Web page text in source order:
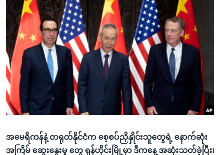
ကျော်
ကြည့်
ရန်
ပင်မ
အ
ညွန်း
စာမျက်နှာ
သို့
ကျော်
ရန်
ရှာဖွေ
အမေရိကန်သုံးအီဒီယံ
မကြေးမုံရဲ့ အင်္ဂလိပ်စာ
ရုပ်ရှင်ထဲက အင်္ဂလိပ်စာ
သုတပဒေသာ အင်္ဂလိပ်စာ
အပတ်စဉ်ကဏ္ဍများ
ရေဒီယို
တီဗွီ
ရေဒီယိုနှင့်ရုပ်သံ အချက်အလက်များ
ရေဒီယို/တီဗွီအစီအစဉ်
Learning English
ဗွီအိုအေ လူမှုကွန်ယက်များ
ဘာသာစကားများ
အမေရိကန်နဲ့ တရုတ်နိုင်ငံက စေ့စပ်ညှိနှိုင်းသူတွေရဲ့ နောက်ဆုံး
အကြိမ် ဆွေးနွေးမှု တွေ ရှန်ဟိုင်းမြို့မှာ ဒီကနေ့ အဆုံးသတ်ခဲ့ပြီး၊